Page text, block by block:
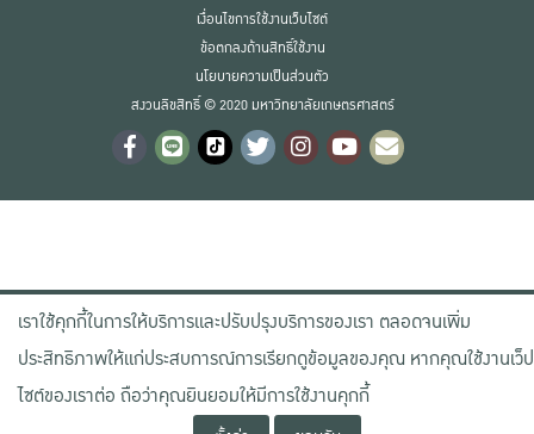
สงวนลิขสิทธิ์ © 2020 มหาวิทยาลัยเกษตรศาสตร์
เงื่อนไขการใช้งานเว็บไซต์
ข้อตกลงด้านสิทธิ์ใช้งาน
นโยบายความเป็นส่วนตัว
เราใช้คุกกี้ในการให้บริการและปรับปรุงบริการของเรา ตลอดจนเพิ่ม
ประสิทธิภาพให้แก่ประสบการณ์การเรียกดูข้อมูลของคุณ หากคุณใช้งานเว็ป
ไซต์ของเราต่อ ถือว่าคุณยินยอมให้มีการใช้งานคุกกี้